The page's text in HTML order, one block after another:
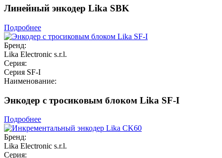
Линейный энкодер Lika SBK
Подробнее
Бренд:
Lika Electronic s.r.l.
Серия:
Серия SF-I
Наименование:
Энкодер с тросиковым блоком Lika SF-I
Подробнее
Бренд:
Lika Electronic s.r.l.
Серия: